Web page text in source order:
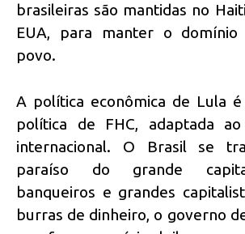
brasileiras são mantidas no
EUA, para manter o domínio
povo.
A política econômica de Lula
política de FHC, adaptada
internacional. O Brasil se
paraíso do grande
banqueiros e grandes
burras de dinheiro, o governo